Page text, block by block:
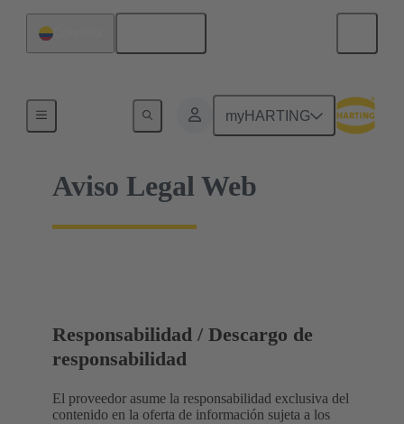
myHARTING
Aviso Legal Web
Responsabilidad / Descargo de
responsabilidad
El proveedor asume la responsabilidad exclusiva del
contenido en la oferta de información sujeta a los